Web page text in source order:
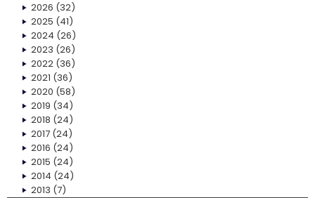
2026 (32)
2025 (41)
2024 (26)
2023 (26)
2022(36)
2021 (36)
2020 (58)
2019 (34)
2018 (24)
2017(24)
2016 (24)
2015 (24)
2014 (24)
2013 (7)